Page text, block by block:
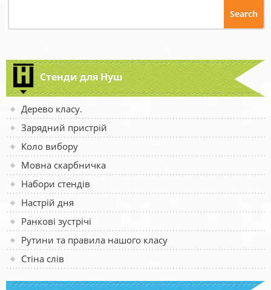
Стенди для Нуш
Дерево класу.
Зарядний пристрій
Коло вибору
Мовна скарбничка
Набори стендів
Настрій дня
Ранкові зустрічі
Рутини та правила нашого класу
Стіна слів